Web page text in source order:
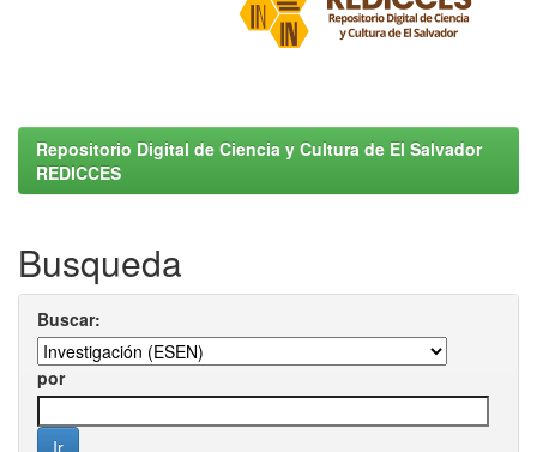
Repositorio Digital de Ciencia y Cultura de El Salvador
REDICCES
Busqueda
Buscar:
por